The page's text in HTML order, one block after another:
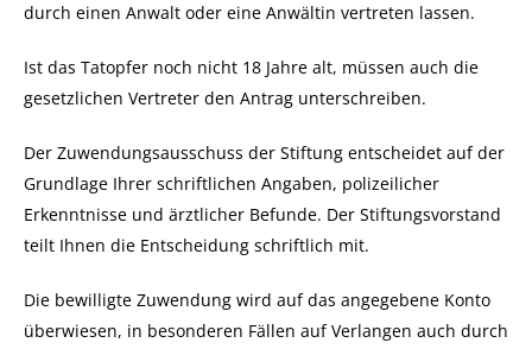
durch einen Anwalt oder eine Anwältin vertreten lassen.
Ist das Tatopfer noch nicht 18 Jahre alt, müssen auch die
gesetzlichen Vertreter den Antrag unterschreiben.
Der Zuwendungsausschuss der Stiftung entscheidet auf der
Grundlage Ihrer schriftlichen Angaben, polizeilicher
Erkenntnisse und ärztlicher Befunde. Der Stiftungsvorstand
teilt Ihnen die Entscheidung schriftlich mit.
Die bewilligte Zuwendung wird auf das angegebene Konto
überwiesen, in besonderen Fällen auf Verlangen auch durch